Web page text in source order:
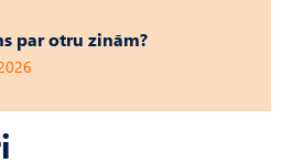
par otru zinām?